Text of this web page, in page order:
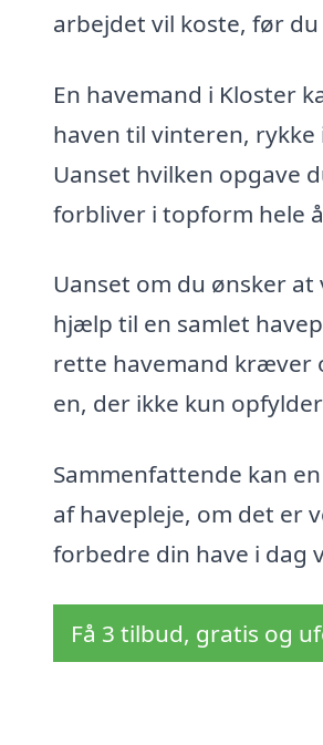
arbejdet vil koste, før
En havemand i Kloster
haven til vinteren,
Uanset hvilken opgave
forbliver i topform hele
Uanset om du ønsker
hjælp til en samlet
rette havemand kræver
en, der ikke kun
Sammenfattende kan
af havepleje, om det er
forbedre din have i dag
Få 3 tilbud, gratis og